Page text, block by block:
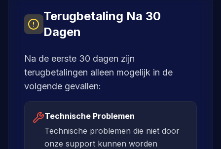
Terugbetaling Na 30
Dagen
Na de eerste 30 dagen zijn
terugbetalingen alleen mogelijk in de
volgende gevallen:
Technische Problemen
Technische problemen die niet door
onze support kunnen worden